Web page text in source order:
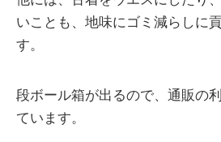
いことも、地味にゴミ減らしに
す。
段ボール箱が出るので、通販の
ています。